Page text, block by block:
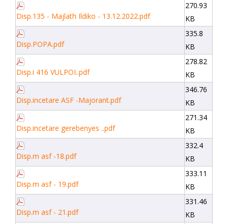
Disp.135 - Majlath Ildiko - 13.12.2022.pdf
270.93
KB
Disp.POPA.pdf
335.8
KB
Disp.i 416 VULPOI..pdf
278.82
KB
Disp.incetare ASF -Majorant.pdf
346.76
KB
Disp.incetare gerebenyes ..pdf
271.34
KB
Disp.m asf -18.pdf
332.4
KB
Disp.m asf - 19.pdf
333.11
KB
Disp.m asf - 21.pdf
331.46
KB